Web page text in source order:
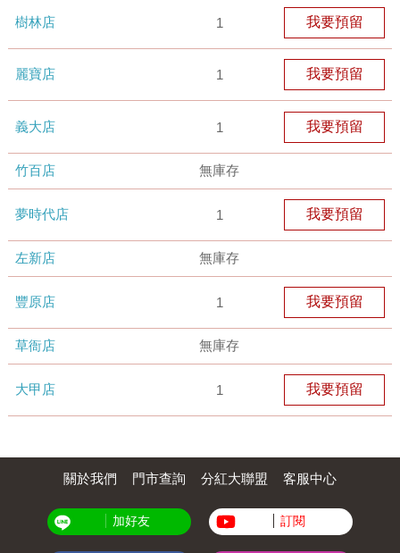
樹林店 1 我要預留
麗寶店 1 我要預留
義大店 1 我要預留
竹百店 無庫存
夢時代店 1 我要預留
左新店 無庫存
豐原店 1 我要預留
草衙店 無庫存
大甲店 1 我要預留
關於我們 門市查詢 分紅大聯盟 客服中心
加好友 訂閱